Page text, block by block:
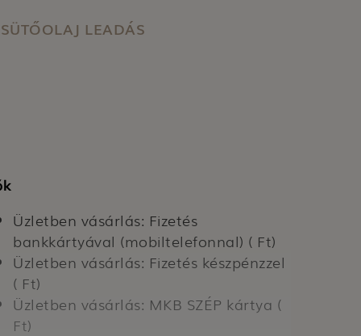
SÜTŐOLAJ LEADÁS
Üzletben vásárlás: Fizetés
bankkártyával (mobiltelefonnal) ( Ft)
Üzletben vásárlás: Fizetés készpénzzel
( Ft)
Üzletben vásárlás: MKB SZÉP kártya (
Ft)